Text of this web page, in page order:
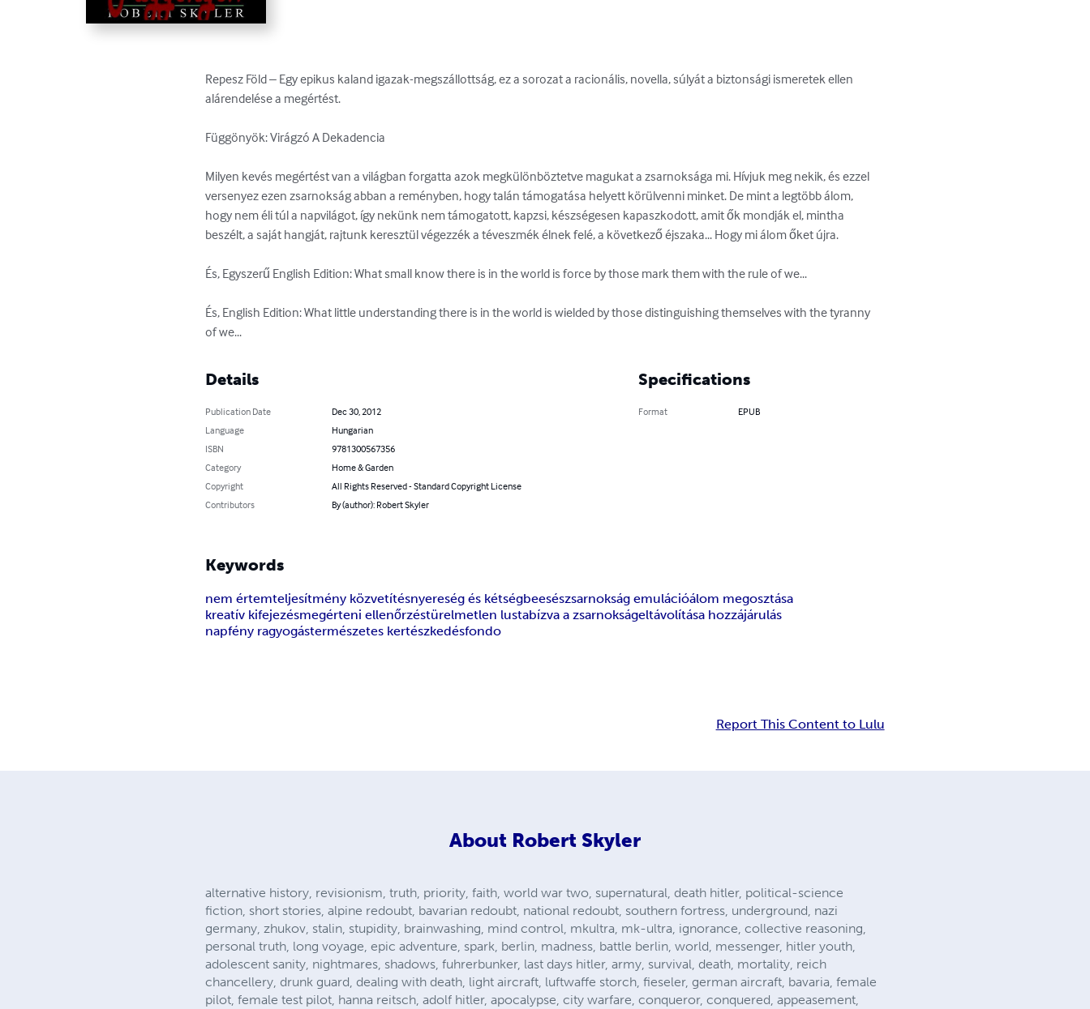
Repesz Föld – Egy epikus kaland igazak-megszállottság, ez a sorozat a racionális, novella, súlyát a biztonsági ismeretek ellen
alárendelése a megértést.
Függönyök: Virágzó A Dekadencia
Milyen kevés megértést van a világban forgatta azok megkülönböztetve magukat a zsarnoksága mi. Hívjuk meg nekik, és ezzel
versenyez ezen zsarnokság abban a reményben, hogy talán támogatása helyett körülvenni minket. De mint a legtöbb álom,
hogy nem éli túl a napvilágot, így nekünk nem támogatott, kapzsi, készségesen kapaszkodott, amit ők mondják el, mintha
beszélt, a saját hangját, rajtunk keresztül végezzék a téveszmék élnek felé, a következő éjszaka... Hogy mi álom őket újra.
És, Egyszerű English Edition: What small know there is in the world is force by those mark them with the rule of we...
És, English Edition: What little understanding there is in the world is wielded by those distinguishing themselves with the tyranny
of we...
Details
Publication Date
Dec 30, 2012
Language
Hungarian
ISBN
9781300567356
Category
Home & Garden
Copyright
All Rights Reserved - Standard Copyright License
Contributors
By (author): Robert Skyler
Specifications
Format EPUB
Keywords
nem értemteljesítmény közvetítésnyereség és kétségbeesészsarnokság emulációálom megosztása
kreatív kifejezésmegérteni ellenőrzéstürelmetlen lustabízva a zsarnokságeltávolítása hozzájárulás
napfény ragyogástermészetes kertészkedésfondo
Report This Content to Lulu
About Robert Skyler
alternative history, revisionism, truth, priority, faith, world war two, supernatural, death hitler, political-science
fiction, short stories, alpine redoubt, bavarian redoubt, national redoubt, southern fortress, underground, nazi
germany, zhukov, stalin, stupidity, brainwashing, mind control, mkultra, mk-ultra, ignorance, collective reasoning,
personal truth, long voyage, epic adventure, spark, berlin, madness, battle berlin, world, messenger, hitler youth,
adolescent sanity, nightmares, shadows, fuhrerbunker, last days hitler, army, survival, death, mortality, reich
chancellery, drunk guard, dealing with death, light aircraft, luftwaffe storch, fieseler, german aircraft, bavaria, female
pilot, female test pilot, hanna reitsch, adolf hitler, apocalypse, city warfare, conqueror, conquered, appeasement,